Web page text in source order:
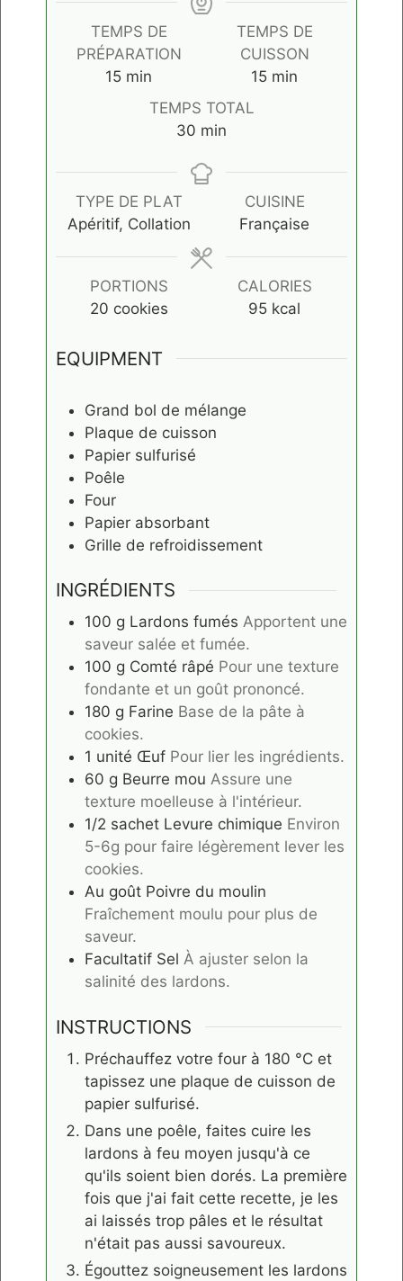
TEMPS DE
PRÉPARATION
15minutes
min
TEMPS DE
CUISSON
15minutes
min
TEMPS TOTAL
30 minutes
min
TYPE DE PLAT
Apéritif, Collation
CUISINE
Française
PORTIONS
20 cookies
CALORIES
95 kcal
EQUIPMENT
Grand bol de mélange
Plaque de cuisson
Papier sulfurisé
Poêle
Four
Papier absorbant
Grille de refroidissement
INGRÉDIENTS
100 g Lardons fumés Apportent une
saveur salée et fumée.
100 g Comté râpé Pour une texture
fondante et un goût prononcé.
180 g Farine Base de la pâte à
cookies.
1 unité Œuf Pour lier les ingrédients.
60 g Beurre mou Assure une
texture moelleuse à l'intérieur.
1/2 sachet Levure chimique Environ
5-6g pour faire légèrement lever les
cookies.
Au goût Poivre du moulin
Fraîchement moulu pour plus de
saveur.
Facultatif Sel À ajuster selon la
salinité des lardons.
INSTRUCTIONS
Préchauffez votre four à 180 °C et
tapissez une plaque de cuisson de
papier sulfurisé.
Dans une poêle, faites cuire les
lardons à feu moyen jusqu'à ce
qu'ils soient bien dorés. La première
fois que j'ai fait cette recette, je les
ai laissés trop pâles et le résultat
n'était pas aussi savoureux.
Égouttez soigneusement les lardons